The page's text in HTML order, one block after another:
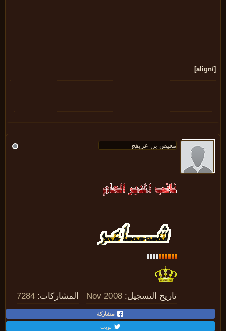
تاريخ التسجيل: Nov 2008 المشاركات: 7284
مشاركة
تويت